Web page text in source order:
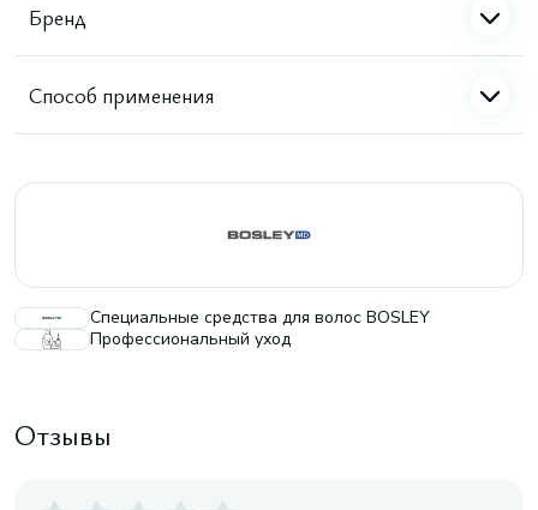
Бренд
Способ применения
Специальные средства для волос BOSLEY
Профессиональный уход
Отзывы